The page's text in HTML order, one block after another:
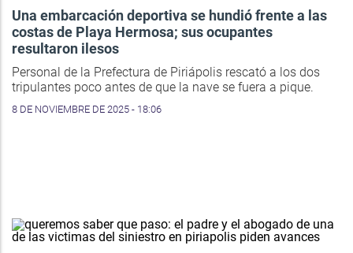
Una embarcación deportiva se hundió frente a las
costas de Playa Hermosa; sus ocupantes
resultaron ilesos
Personal de la Prefectura de Piriápolis rescató a los dos
tripulantes poco antes de que la nave se fuera a pique.
8 DE NOVIEMBRE DE 2025 - 18:06